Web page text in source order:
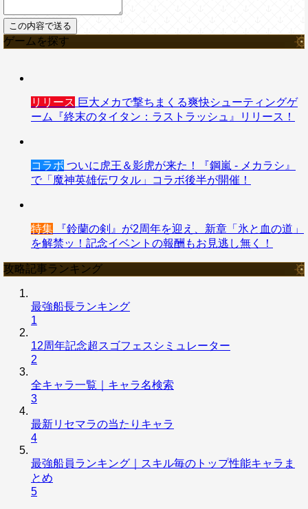
ゲームを探す
リリース 巨大メカで撃ちまくる爽快シューティングゲ
ーム『終末のタイタン：ラストラッシュ』リリース！
コラボ ついに虎王＆影虎が来た！『鋼嵐 - メカラシ』
で「魔神英雄伝ワタル」コラボ後半が開催！
特集 『鈴蘭の剣』が2周年を迎え、新章「氷と血の道」
を解禁ッ！記念イベントの報酬もお見逃し無く！
攻略記事ランキング
最強船長ランキング
1
12周年記念超スゴフェスシミュレーター
2
全キャラ一覧｜キャラ名検索
3
最新リセマラの当たりキャラ
4
最強船員ランキング｜スキル毎のトップ性能キャラま
とめ
5